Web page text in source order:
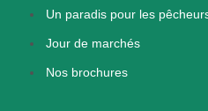
Un paradis pour les
Jour de marchés
Nos brochures